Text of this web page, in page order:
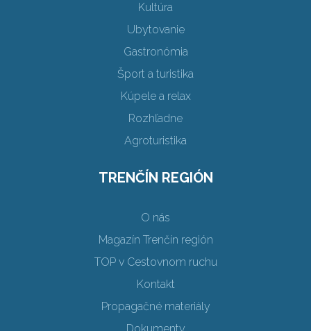
Kultúra
Ubytovanie
Gastronómia
Šport a turistika
Kúpele a relax
Rozhľadne
Agroturistika
TRENČÍN REGIÓN
O nás
Magazín Trenčín región
TOP v Cestovnom ruchu
Kontakt
Propagačné materiály